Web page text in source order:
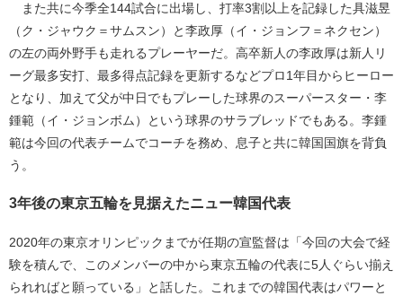
また共に今季全144試合に出場し、打率3割以上を記録した具滋昱
（ク・ジャウク＝サムスン）と李政厚（イ・ジョンフ＝ネクセン）
の左の両外野手も走れるプレーヤーだ。高卒新人の李政厚は新人リ
ーグ最多安打、最多得点記録を更新するなどプロ1年目からヒーロー
となり、加えて父が中日でもプレーした球界のスーパースター・李
鍾範（イ・ジョンボム）という球界のサラブレッドでもある。李鍾
範は今回の代表チームでコーチを務め、息子と共に韓国国旗を背負
う。
3年後の東京五輪を見据えたニュー韓国代表
2020年の東京オリンピックまでが任期の宣監督は「今回の大会で経
験を積んで、このメンバーの中から東京五輪の代表に5人ぐらい揃え
られればと願っている」と話した。これまでの韓国代表はパワーと